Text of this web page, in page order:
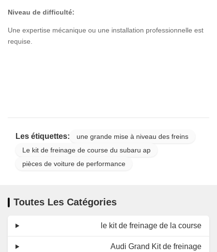
Niveau de difficulté:
Une expertise mécanique ou une installation professionnelle est
requise.
Les étiquettes:
une grande mise à niveau des freins
Le kit de freinage de course du subaru ap
pièces de voiture de performance
Toutes Les Catégories
le kit de freinage de la course
Audi Grand Kit de freinage